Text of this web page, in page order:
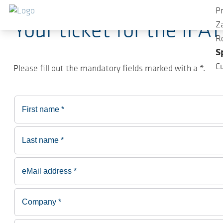
Przejdź do głównej zawartości
Your ticket for the
Please fill out the mandatory fields marked with a *.